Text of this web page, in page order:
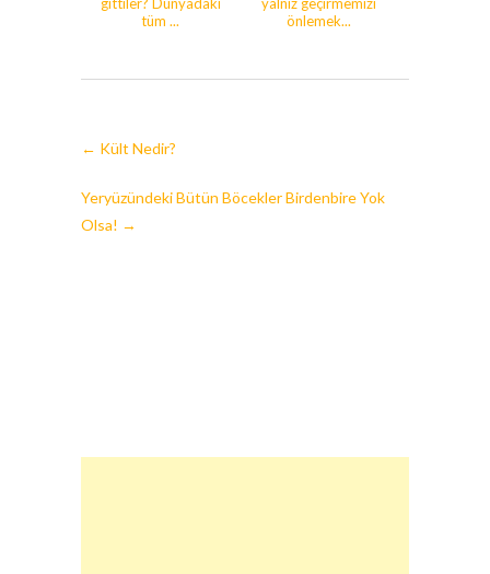
tüm ...
önlemek...
← Kült Nedir?
Yeryüzündeki Bütün Böcekler Birdenbire Yok
Olsa! →